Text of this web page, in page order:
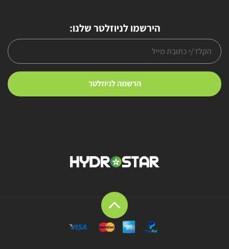
הירשמו לניוזלטר שלנו: